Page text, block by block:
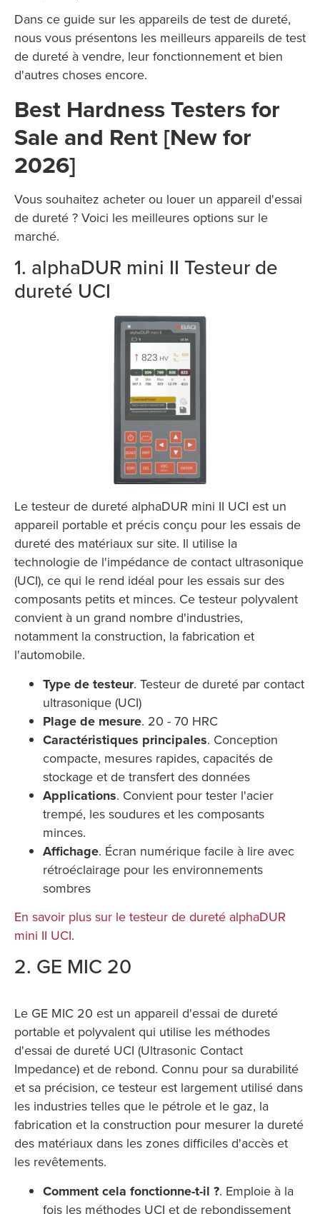
Dans ce guide sur les appareils de test de dureté,
nous vous présentons les meilleurs appareils de test
de dureté à vendre, leur fonctionnement et bien
d'autres choses encore.
Best Hardness Testers for
Sale and Rent [New for
2026]
Vous souhaitez acheter ou louer un appareil d'essai
de dureté ? Voici les meilleures options sur le
marché.
1. alphaDUR mini II Testeur de
dureté UCI
Le testeur de dureté alphaDUR mini II UCI est un
appareil portable et précis conçu pour les essais de
dureté des matériaux sur site. Il utilise la
technologie de l'impédance de contact ultrasonique
(UCI), ce qui le rend idéal pour les essais sur des
composants petits et minces. Ce testeur polyvalent
convient à un grand nombre d'industries,
notamment la construction, la fabrication et
l'automobile.
Type de testeur. Testeur de dureté par contact
ultrasonique (UCI)
Plage de mesure. 20 - 70 HRC
Caractéristiques principales. Conception
compacte, mesures rapides, capacités de
stockage et de transfert des données
Applications. Convient pour tester l'acier
trempé, les soudures et les composants
minces.
Affichage. Écran numérique facile à lire avec
rétroéclairage pour les environnements
sombres
En savoir plus sur le testeur de dureté alphaDUR
mini II UCI.
2. GE MIC 20
Le GE MIC 20 est un appareil d'essai de dureté
portable et polyvalent qui utilise les méthodes
d'essai de dureté UCI (Ultrasonic Contact
Impedance) et de rebond. Connu pour sa durabilité
et sa précision, ce testeur est largement utilisé dans
les industries telles que le pétrole et le gaz, la
fabrication et la construction pour mesurer la dureté
des matériaux dans les zones difficiles d'accès et
les revêtements.
Comment cela fonctionne-t-il ?. Emploie à la
fois les méthodes UCI et de rebondissement